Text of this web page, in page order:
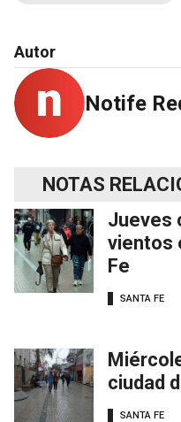
Autor
Notife
NOTAS
Jueves
vientos
Fe
SANTA FE
ciudad
SANTA FE